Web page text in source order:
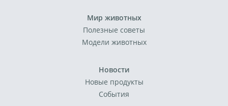
Мир животных
Полезные советы
Модели животных
Новости
Новые продукты
События